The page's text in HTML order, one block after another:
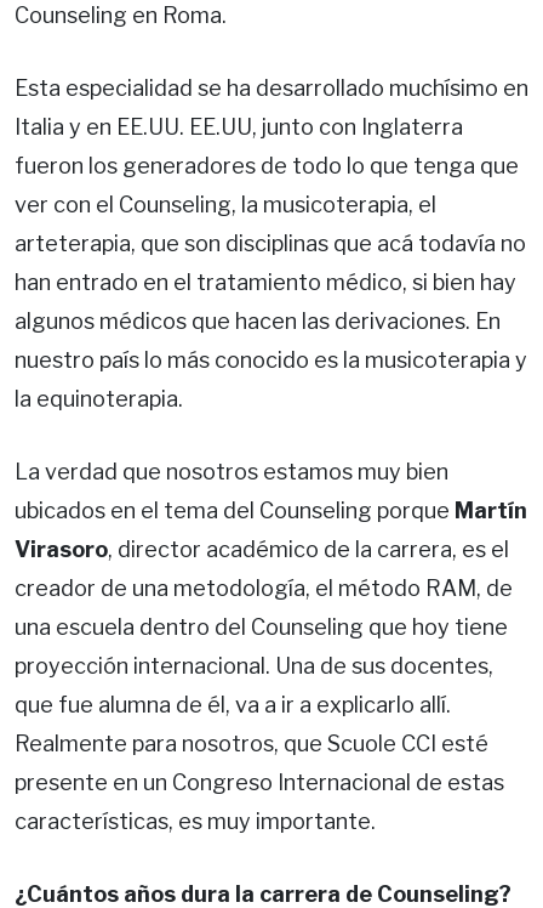
Counseling en Roma.
Esta especialidad se ha desarrollado muchísimo en
Italia y en EE.UU. EE.UU, junto con Inglaterra
fueron los generadores de todo lo que tenga que
ver con el Counseling, la musicoterapia, el
arteterapia, que son disciplinas que acá todavía no
han entrado en el tratamiento médico, si bien hay
algunos médicos que hacen las derivaciones. En
nuestro país lo más conocido es la musicoterapia y
la equinoterapia.
La verdad que nosotros estamos muy bien
ubicados en el tema del Counseling porque Martín
Virasoro, director académico de la carrera, es el
creador de una metodología, el método RAM, de
una escuela dentro del Counseling que hoy tiene
proyección internacional. Una de sus docentes,
que fue alumna de él, va a ir a explicarlo allí.
Realmente para nosotros, que Scuole CCI esté
presente en un Congreso Internacional de estas
características, es muy importante.
¿Cuántos años dura la carrera de Counseling?